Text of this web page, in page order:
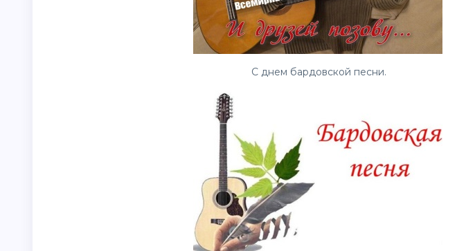
С днем бардовской песни.